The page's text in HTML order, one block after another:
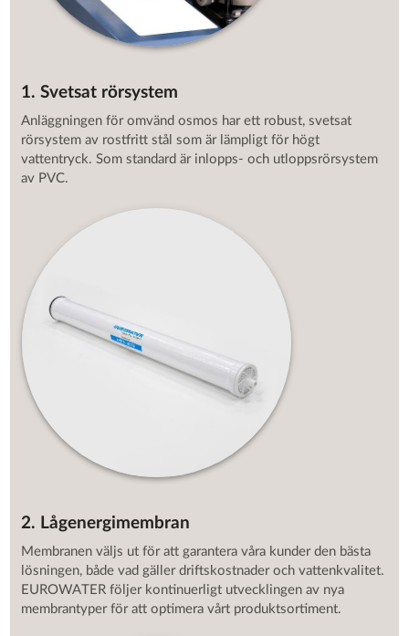
1. Svetsat rörsystem
Anläggningen för omvänd osmos har ett robust, svetsat
rörsystem av rostfritt stål som är lämpligt för högt
vattentryck. Som standard är inlopps- och utloppsrörsystem
av PVC.
2. Lågenergimembran
Membranen väljs ut för att garantera våra kunder den bästa
lösningen, både vad gäller driftskostnader och vattenkvalitet.
EUROWATER följer kontinuerligt utvecklingen av nya
membrantyper för att optimera vårt produktsortiment.